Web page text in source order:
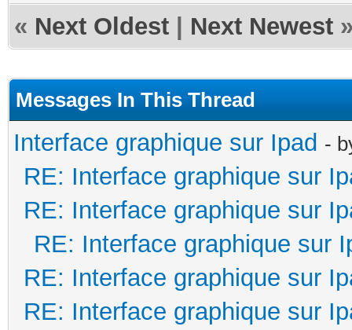
« Next Oldest Next Newest
Messages In This Thread
Interface graphique sur Ipad -
RE: Interface graphique sur
RE: Interface graphique sur
RE: Interface graphique sur
RE: Interface graphique sur
RE: Interface graphique sur